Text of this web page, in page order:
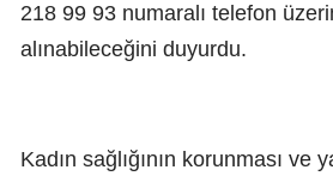
218 99 93 numaralı telefon
alınabileceğini duyurdu.
Kadın sağlığının korunması ve